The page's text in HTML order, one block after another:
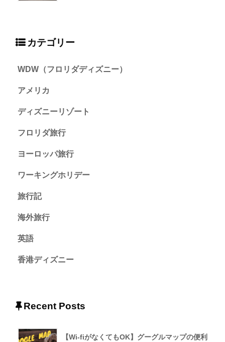
カテゴリー
WDW（フロリダディズニー）
アメリカ
ディズニーリゾート
フロリダ旅行
ヨーロッパ旅行
ワーキングホリデー
旅行記
海外旅行
英語
香港ディズニー
Recent Posts
【Wi-fiがなくてもOK】グーグルマップの便利